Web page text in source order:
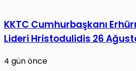
KKTC Cumhurbaşkanı
Lideri Hristodulidis 26
4 gün önce